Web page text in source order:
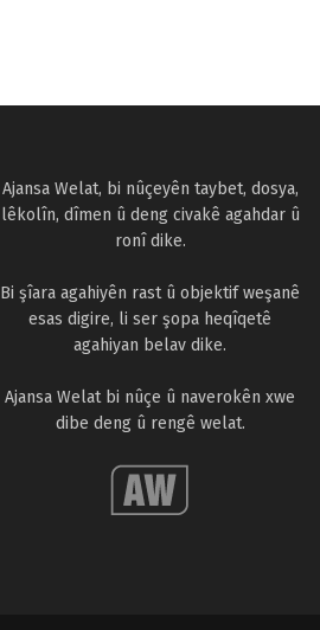
Ajansa Welat, bi nûçeyên taybet, dosya,
lêkolîn, dîmen û deng civakê agahdar û
ronî dike.
Bi şîara agahiyên rast û objektif weşanê
esas digire, li ser şopa heqîqetê
agahiyan belav dike.
Ajansa Welat bi nûçe û naverokên xwe
dibe deng û rengê welat.